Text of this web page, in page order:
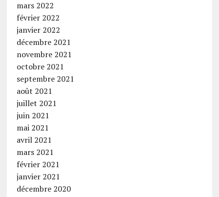
mars 2022
février 2022
janvier 2022
décembre 2021
novembre 2021
octobre 2021
septembre 2021
août 2021
juillet 2021
juin 2021
mai 2021
avril 2021
mars 2021
février 2021
janvier 2021
décembre 2020